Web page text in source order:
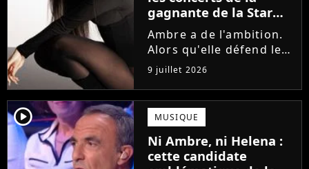
gagnante de la Star
Academy !
Ambre a de l'ambition.
Alors qu'elle défend le
single J'me demande et
qu'elle prépare son
premier album, la
gagnante de la dernière
saison de la Star
Academy annonce les
dates de sa...
9 juillet 2026
player2 MUSIQUE
Ni Ambre, ni Helena :
cette candidate